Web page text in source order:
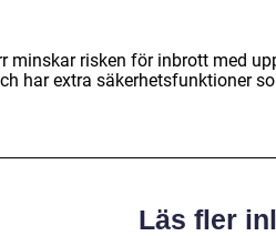
minskar risken för inbrott med
har extra säkerhetsfunktioner
Läs fler